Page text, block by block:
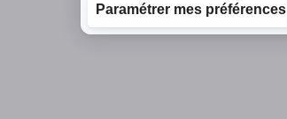
Paramétrer mes préférences